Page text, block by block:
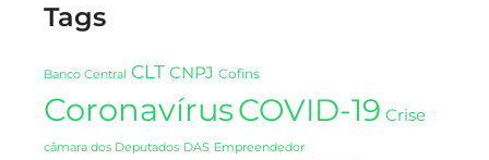
Tags
Banco Central CLT CNPJ Cofins
CoronavírusCOVID-19 Crise
câmara dos Deputados DAS Empreendedor